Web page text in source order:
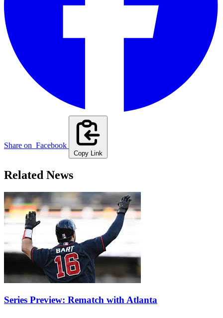
Share on Facebook
Copy Link
Related News
Series Preview: Rematch with Atlanta